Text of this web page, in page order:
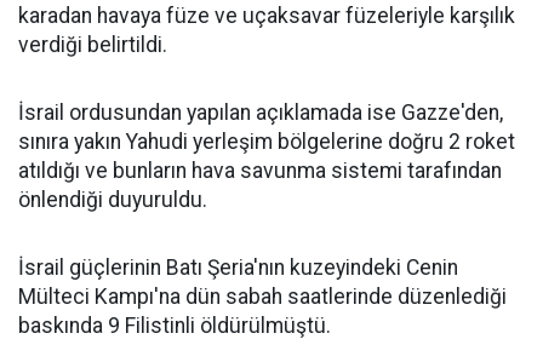
karadan havaya füze ve uçaksavar füzeleriyle karşılık
verdiği belirtildi.
İsrail ordusundan yapılan açıklamada ise Gazze'den,
sınıra yakın Yahudi yerleşim bölgelerine doğru 2 roket
atıldığı ve bunların hava savunma sistemi tarafından
önlendiği duyuruldu.
İsrail güçlerinin Batı Şeria'nın kuzeyindeki Cenin
Mülteci Kampı'na dün sabah saatlerinde düzenlediği
baskında 9 Filistinli öldürülmüştü.